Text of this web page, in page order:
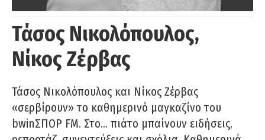
Τάσος Νικολόπουλος,
Νίκος Ζέρβας
Τάσος Νικολόπουλος και Νίκος Ζέρβας
«σερβίρουν» το καθημερινό μαγκαζίνο του
bwinΣΠΟΡ FM. Στο… πιάτο μπαίνουν ειδήσεις,